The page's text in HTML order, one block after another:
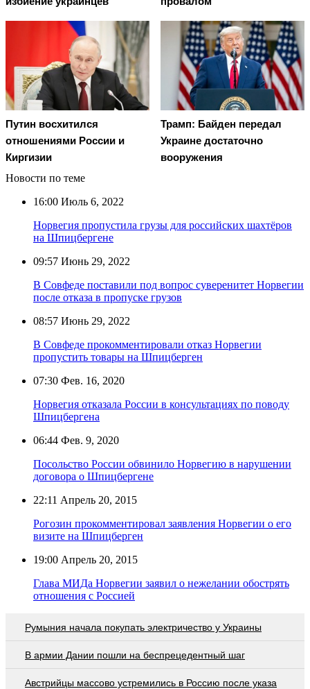
Путин восхитился
отношениями России и
Киргизии
Трамп: Байден передал
Украине достаточно
вооружения
Новости по теме
16:00 Июль 6, 2022
Норвегия пропустила грузы для российских шахтёров
на Шпицбергене
09:57 Июнь 29, 2022
В Совфеде поставили под вопрос суверенитет Норвегии
после отказа в пропуске грузов
08:57 Июнь 29, 2022
В Совфеде прокомментировали отказ Норвегии
пропустить товары на Шпицберген
07:30 Фев. 16, 2020
Норвегия отказала России в консультациях по поводу
Шпицбергена
06:44 Фев. 9, 2020
Посольство России обвинило Норвегию в нарушении
договора о Шпицбергене
22:11 Апрель 20, 2015
Рогозин прокомментировал заявления Норвегии о его
визите на Шпицберген
19:00 Апрель 20, 2015
Глава МИДа Норвегии заявил о нежелании обострять
отношения с Россией
Румыния начала покупать электричество у Украины
В армии Дании пошли на беспрецедентный шаг
Австрийцы массово устремились в Россию после указа